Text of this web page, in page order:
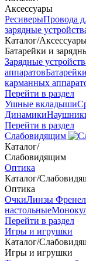
Аксессуары
РесиверыПровода
зарядные
Каталог/
Батарейки и
Зарядные
аппаратов
карманных
Перейти в раздел
Ушные вкладыши
Динамики
Перейти в раздел
Слабовидящим
Каталог/
Слабовидящим
Оптика
Каталог/
Оптика
ОчкиЛинзы
настольные
Перейти в раздел
Игры и игрушки
Каталог/
Игры и игрушки